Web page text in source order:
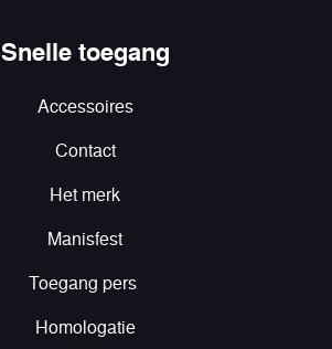
Snelle toegang
Accessoires
Contact
Het merk
Manisfest
Toegang pers
Homologatie